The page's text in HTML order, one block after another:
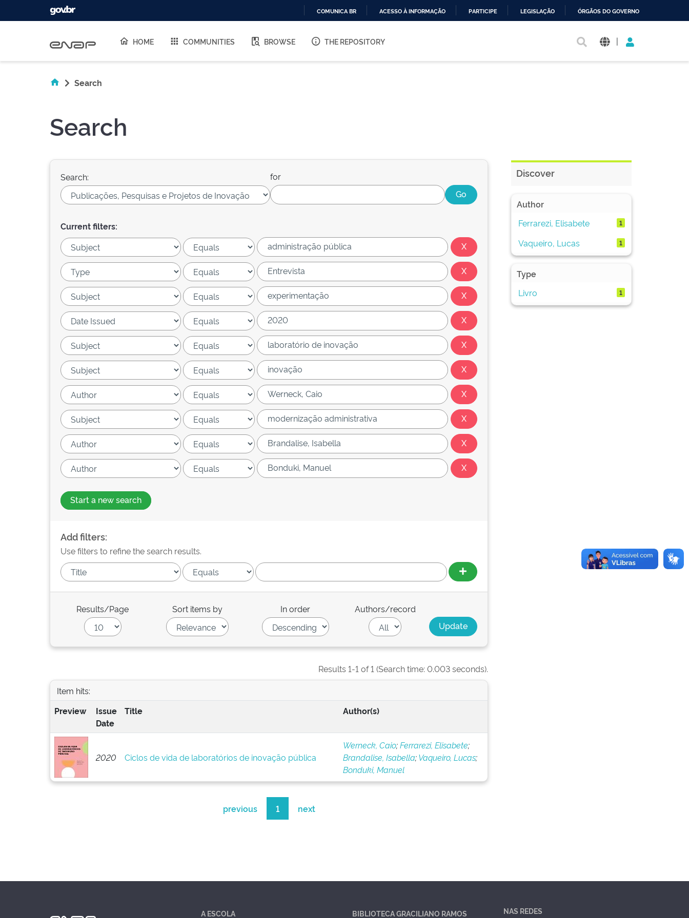
O
COMUNICA BR ACESSO À INFORMAÇÃO PARTICIPE LEGISLAÇÃO ÓRGÃOS DO GOVERNO
HOME COMMUNITIES BROWSE THE REPOSITORY |
Search
Search
Search: for
Current filters:
Start a new search
Add filters:
Use filters to refine the search results.
Results/Page Sort items by In order Authors/record
Results 1-1 of 1 (Search time: 0.003 seconds).
Item hits:
Preview
Issue
Date
Title Author(s)
2020 Ciclos de vida de laboratórios de inovação pública
Werneck, Caio;Ferrarezi, Elisabete;
Brandalise, Isabella;Vaqueiro, Lucas;
Bonduki, Manuel
previous 1 next
Discover
Author
Ferrarezi, Elisabete
1
Vaqueiro, Lucas 1
Type
Livro
1
A ESCOLA BIBLIOTECA GRACILIANO RAMOS NAS REDES